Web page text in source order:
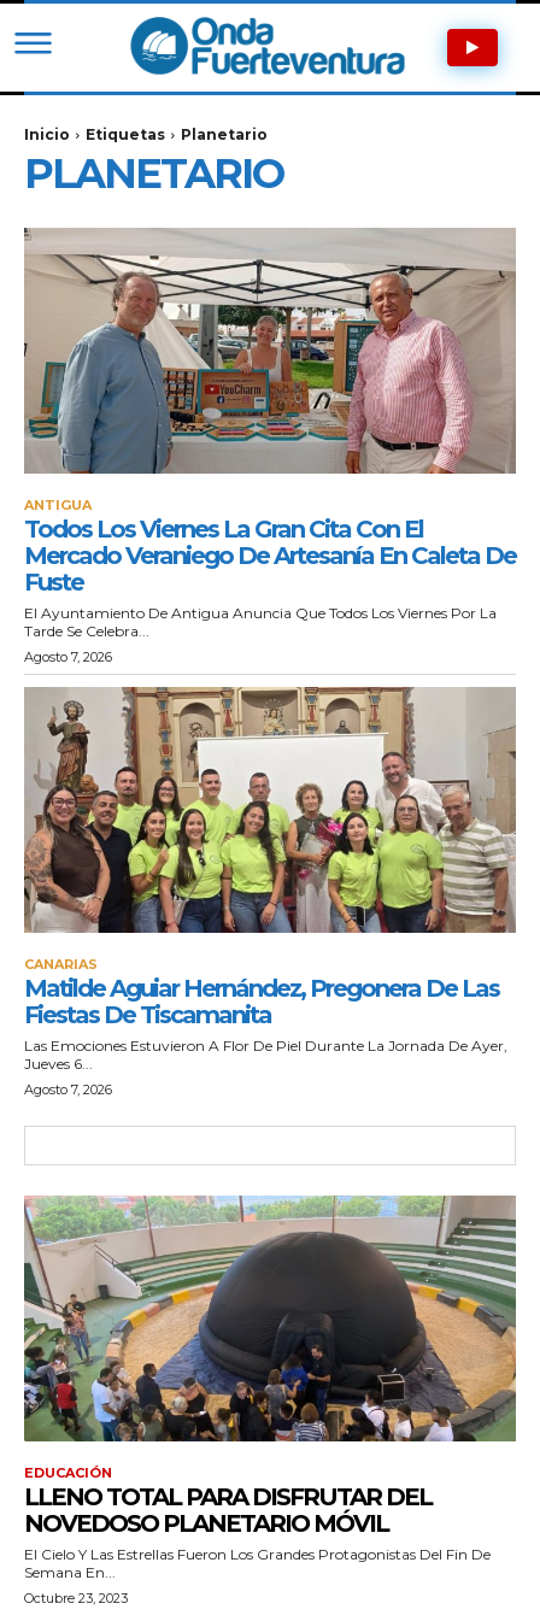
Inicio Etiquetas Planetario
PLANETARIO
ANTIGUA
Todos Los Viernes La Gran Cita Con El
Mercado Veraniego De Artesanía En Caleta De
Fuste
El Ayuntamiento De Antigua Anuncia Que Todos Los Viernes Por La
Tarde Se Celebra...
Agosto 7, 2026
CANARIAS
Matilde Aguiar Hernández, Pregonera De Las
Fiestas De Tiscamanita
Las Emociones Estuvieron A Flor De Piel Durante La Jornada De Ayer,
Jueves 6...
Agosto 7, 2026
EDUCACIÓN
LLENO TOTAL PARA DISFRUTAR DEL
NOVEDOSO PLANETARIO MÓVIL
El Cielo Y Las Estrellas Fueron Los Grandes Protagonistas Del Fin De
Semana En...
Octubre 23, 2023